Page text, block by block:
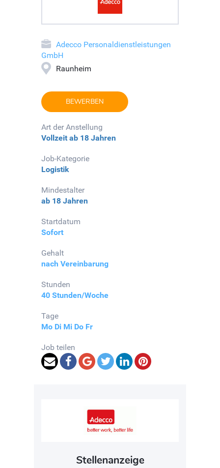
Adecco Personaldienstleistungen
GmbH
Raunheim
BEWERBEN
Art der Anstellung
Vollzeit ab 18 Jahren
Job-Kategorie
Logistik
Mindestalter
ab 18 Jahren
Startdatum
Sofort
Gehalt
nach Vereinbarung
Stunden
40 Stunden/Woche
Tage
Mo Di Mi Do Fr
Job teilen
Stellenanzeige